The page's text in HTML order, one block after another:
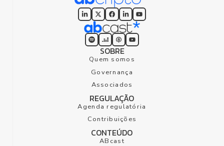
SOBRE
Quem somos
Governança
Associados
REGULAÇÃO
Agenda regulatória
Contribuições
CONTEÚDO
ABcast